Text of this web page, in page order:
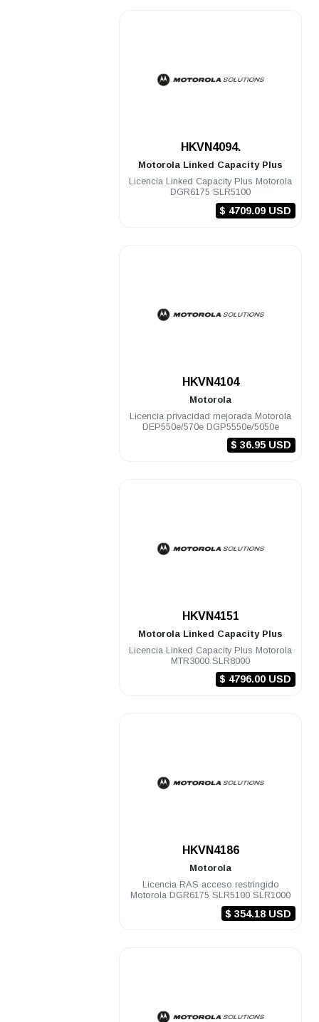
HKVN4094.
Motorola Linked Capacity Plus
Licencia Linked Capacity Plus Motorola
DGR6175 SLR5100
$ 4709.09 USD
HKVN4104
Motorola
Licencia privacidad mejorada Motorola
DEP550e/570e DGP5550e/5050e
$ 36.95 USD
HKVN4151
Motorola Linked Capacity Plus
Licencia Linked Capacity Plus Motorola
MTR3000 SLR8000
$ 4796.00 USD
HKVN4186
Motorola
Licencia RAS acceso restringido
Motorola DGR6175 SLR5100 SLR1000
$ 354.18 USD